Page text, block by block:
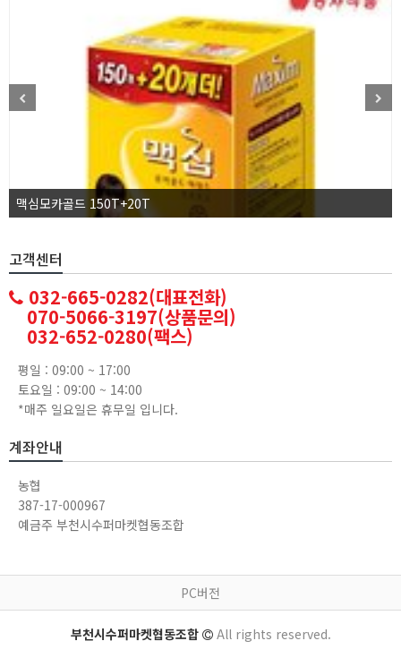
맥심모카골드 150T+20T
고객센터
032-665-0282(대표전화)
070-5066-3197(상품문의)
032-652-0280(팩스)
평일 : 09:00 ~ 17:00
토요일 : 09:00 ~ 14:00
*매주 일요일은 휴무일 입니다.
계좌안내
농협
387-17-000967
예금주 부천시수퍼마켓협동조합
PC버전
부천시수퍼마켓협동조합 All rights reserved.